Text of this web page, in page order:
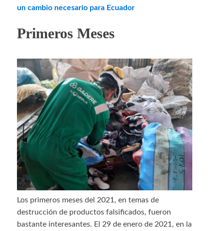
un cambio necesario para Ecuador
Primeros Meses
Los primeros meses del 2021, en temas de
destrucción de productos falsificados, fueron
bastante interesantes. El 29 de enero de 2021, en la